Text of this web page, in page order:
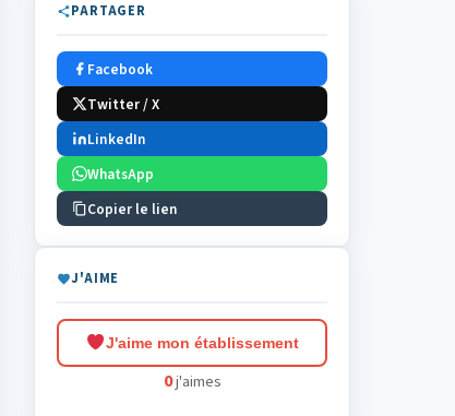
PARTAGER
Facebook
Twitter / X
LinkedIn
WhatsApp
Copier le lien
J'AIME
J'aime mon établissement
0j'aimes